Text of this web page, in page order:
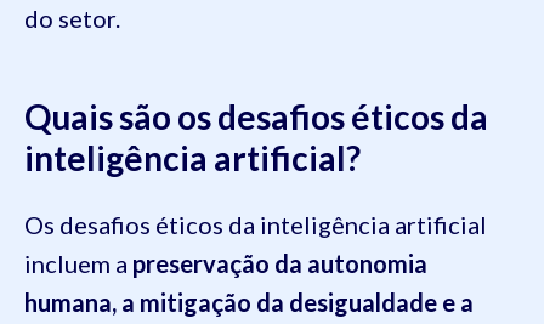
do setor.
Quais são os desafios éticos da
inteligência artificial?
Os desafios éticos da inteligência artificial
incluem a preservação da autonomia
humana, a mitigação da desigualdade e a